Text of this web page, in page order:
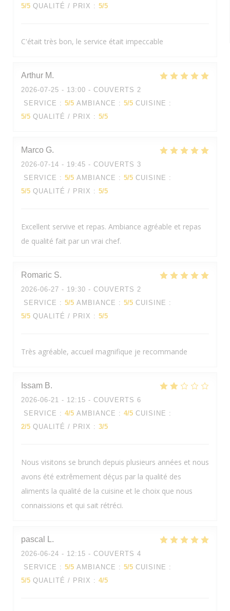
5/5 QUALITÉ / PRIX : 5/5
C'était très bon, le service était impeccable
Arthur M
2026-07-25 - 13:00 - COUVERTS 2
SERVICE : 5/5 AMBIANCE : 5/5 CUISINE :
5/5 QUALITÉ / PRIX : 5/5
Marco G
2026-07-14 - 19:45 - COUVERTS 3
SERVICE : 5/5 AMBIANCE : 5/5 CUISINE :
5/5 QUALITÉ / PRIX : 5/5
Excellent servive et repas. Ambiance agréable et repas
de qualité fait par un vrai chef.
Romaric S
2026-06-27 - 19:30 - COUVERTS 2
SERVICE : 5/5 AMBIANCE : 5/5 CUISINE :
5/5 QUALITÉ / PRIX : 5/5
Très agréable, accueil magnifique je recommande
Issam B
2026-06-21 - 12:15 - COUVERTS 6
SERVICE : 4/5 AMBIANCE : 4/5 CUISINE :
2/5 QUALITÉ / PRIX : 3/5
Nous visitons se brunch depuis plusieurs années et nous
avons été extrêmement déçus par la qualité des
aliments la qualité de la cuisine et le choix que nous
connaissions et qui sait rétréci.
pascal L
2026-06-24 - 12:15 - COUVERTS 4
SERVICE : 5/5 AMBIANCE : 5/5 CUISINE :
5/5 QUALITÉ / PRIX : 4/5